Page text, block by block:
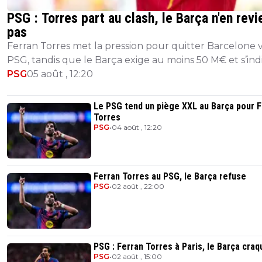
PSG : Torres part au clash, le Barça n'en
pas
Ferran Torres met la pression pour quitter Barcelone
PSG, tandis que le Barça exige au moins 50 M€ et
PSG05 août , 12:20
Le PSG tend un piège XXL au Barça pour
Torres
PSG•04 août , 12:20
Ferran Torres au PSG, le Barça refuse
PSG•02 août , 22:00
PSG : Ferran Torres à Paris, le Barça
PSG•02 août , 15:00